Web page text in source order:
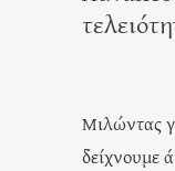
Μιλώντας
δείχνουμε